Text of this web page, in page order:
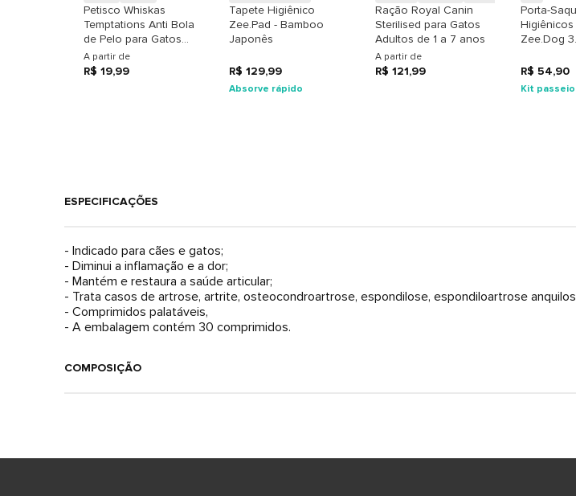
Petisco Whiskas
Temptations Anti Bola
de Pelo para Gatos
Adultos
A partir de
R$ 19,99
Tapete Higiênico
Zee.Pad - Bamboo
Japonês
R$ 129,99
Absorve rápido
Ração Royal Canin
Sterilised para Gatos
Adultos de 1 a 7 anos
A partir de
R$ 121,99
Porta-
Higiênicos
Zee.Dog
R$ 54,90
Kit passeio
ESPECIFICAÇÕES
- Indicado para cães e gatos;
- Diminui a inflamação e a dor;
- Mantém e restaura a saúde articular;
- Trata casos de artrose, artrite, osteocondroartrose, espondilose, espondiloartrose
- Comprimidos palatáveis,
- A embalagem contém 30 comprimidos.
COMPOSIÇÃO